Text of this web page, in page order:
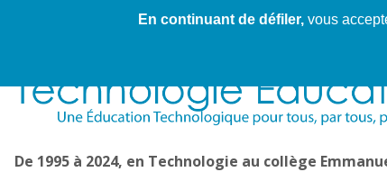
Cahier de textes patrickRICHARD Cahier de
De 1995 à 2024, en Technologie au collège
En continuant de défiler,vous